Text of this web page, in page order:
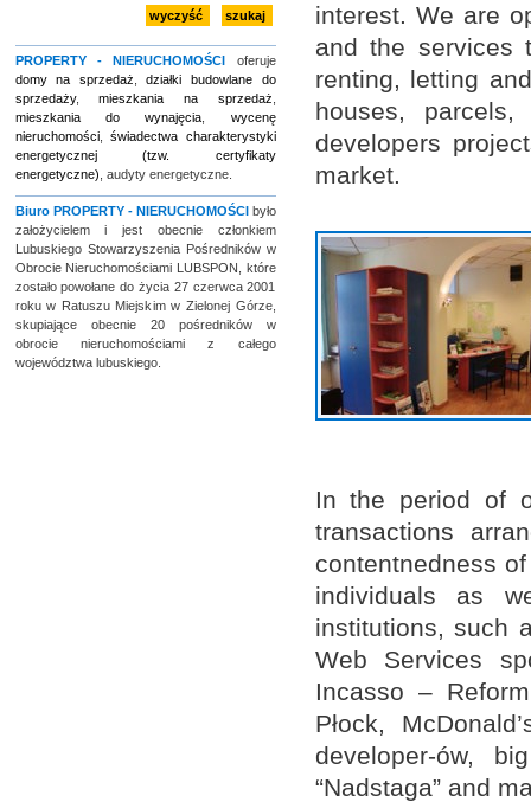
PROPERTY - NIERUCHOMOŚCI oferuje
domy na sprzedaż ,działki budowlane do
sprzedaży,mieszkania na sprzedaż
mieszkania do wynajęcia
wycenę
nieruchomości, świadectwa charakterystyki
energetycznej (tzw. certyfikaty
energetyczne) , audyty energetyczne.
Biuro PROPERTY - NIERUCHOMOŚCIbyło
założycielem i jest obecnie członkiem
Lubuskiego Stowarzyszenia Pośredników w
Obrocie Nieruchomościami LUBSPON, które
zostało powołane do życia 27 czerwca 2001
roku w Ratuszu Miejskim w Zielonej Górze,
skupiające obecnie 20 pośredników w
obrocie nieruchomościami z całego
województwa lubuskiego.
interest. We are
and the services
renting, letting
houses,
developers
market.
In the period of
transactions
contentnedness
individuals as
institutions, such
Web Services
Incasso –
Płock,
developer-ów,
“Nadstaga” and